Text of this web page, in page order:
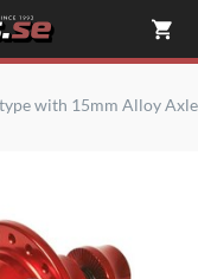
with 15mm Alloy